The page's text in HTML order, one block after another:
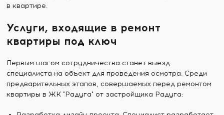
в квартире.
Услуги, входящие в ремонт
квартиры под ключ
Первым шагом сотрудничества станет выезд
специалиста на объект для проведения осмотра. Среди
предварительных этапов, совершаемых перед ремонтом
квартиры в ЖК "Радуга" от застройщика Радуга: